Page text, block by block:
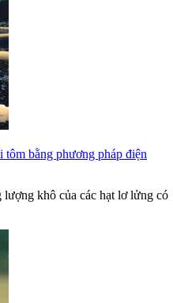
bằng phương pháp điện
khô của các hạt lơ lửng có